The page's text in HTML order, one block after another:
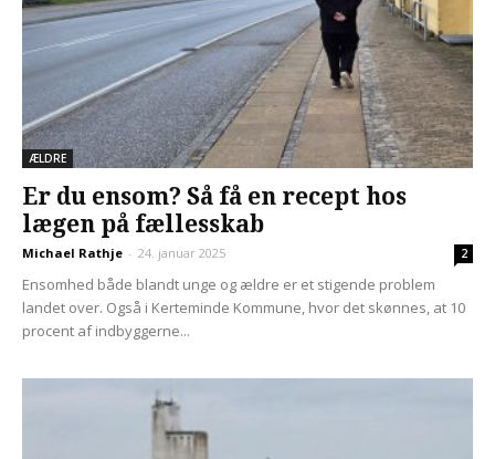
ÆLDRE
Er du ensom? Så få en recept hos
lægen på fællesskab
Michael Rathje - 24. januar 2025 2
Ensomhed både blandt unge og ældre er et stigende problem
landet over. Også i Kerteminde Kommune, hvor det skønnes, at 10
procent af indbyggerne...